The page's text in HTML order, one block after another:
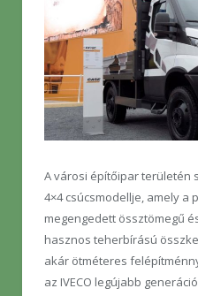
A városi építőipar területén
4×4 csúcsmodellje, amely a
megengedett össztömegű
hasznos teherbírású
akár ötméteres
az IVECO legújabb